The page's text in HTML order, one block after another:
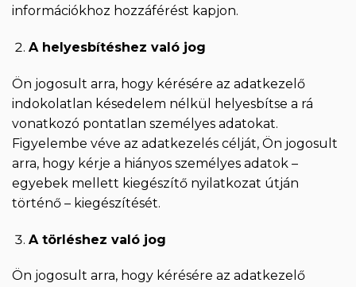
információkhoz hozzáférést kapjon.
A helyesbítéshez való jog
Ön jogosult arra, hogy kérésére az adatkezelő
indokolatlan késedelem nélkül helyesbítse a rá
vonatkozó pontatlan személyes adatokat.
Figyelembe véve az adatkezelés célját, Ön jogosult
arra, hogy kérje a hiányos személyes adatok –
egyebek mellett kiegészítő nyilatkozat útján
történő – kiegészítését.
A törléshez való jog
Ön jogosult arra, hogy kérésére az adatkezelő